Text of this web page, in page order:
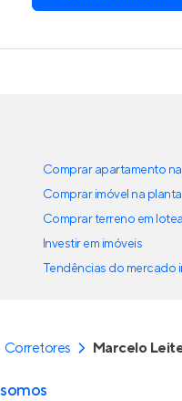
Comprar apartamento
Comprar imóvel na planta
Comprar terreno em
Investir em imóveis
Tendências do mercado
Corretores Marcelo